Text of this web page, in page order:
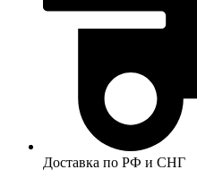
Доставка по РФ и СНГ